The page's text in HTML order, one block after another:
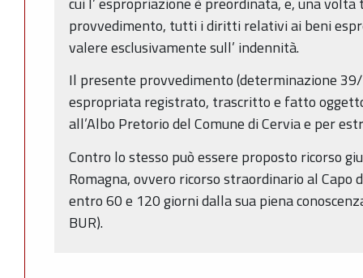
provvedimento, tutti i diritti relativi ai beni
valere esclusivamente sull’ indennità.
Il presente provvedimento (determinazione
espropriata registrato, trascritto e fatto
all’Albo Pretorio del Comune di Cervia e per
Contro lo stesso può essere proposto ricorso
Romagna, ovvero ricorso straordinario al
entro 60 e 120 giorni dalla sua piena
BUR).